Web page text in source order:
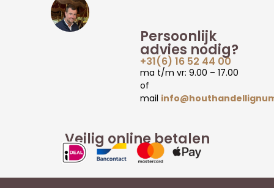
Veilig online betalen
Persoonlijk
advies nodig?
+31(6) 16 52 44 00
ma t/m vr: 9.00 – 17.00
of
mail